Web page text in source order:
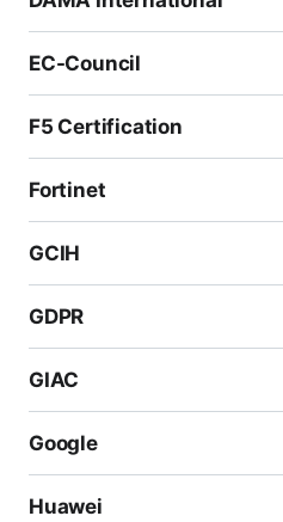
EC-Council
F5 Certification
Fortinet
GCIH
GDPR
GIAC
Google
Huawei